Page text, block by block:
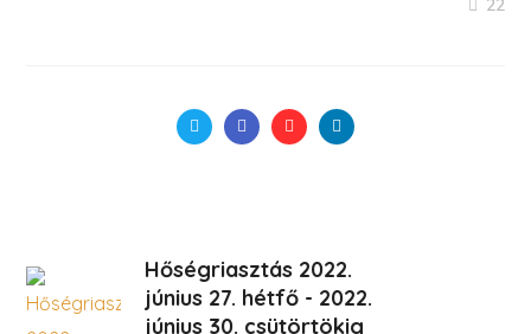
22
Hőségriasztás 2022.
június 27. hétfő - 2022.
június 30. csütörtökig